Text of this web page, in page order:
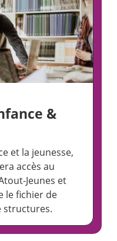
&
et la jeunesse,
accès au
Jeunes et
le fichier de
structures.